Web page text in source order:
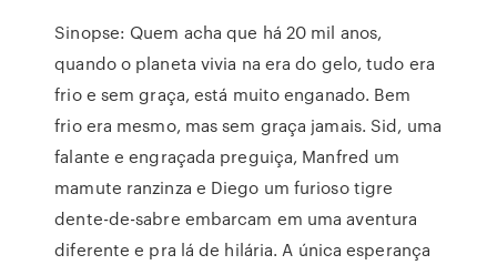
Sinopse: Quem acha que há 20 mil anos,
quando o planeta vivia na era do gelo, tudo era
frio e sem graça, está muito enganado. Bem
frio era mesmo, mas sem graça jamais. Sid, uma
falante e engraçada preguiça, Manfred um
mamute ranzinza e Diego um furioso tigre
dente-de-sabre embarcam em uma aventura
diferente e pra lá de hilária. A única esperança